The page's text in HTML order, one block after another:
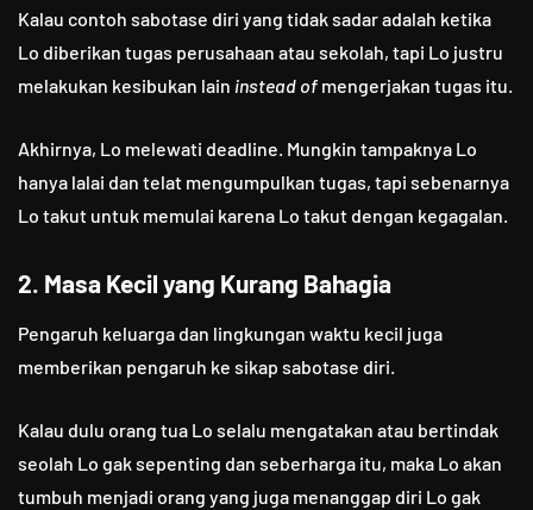
Kalau contoh sabotase diri yang tidak sadar adalah ketika
Lo diberikan tugas perusahaan atau sekolah, tapi Lo justru
melakukan kesibukan lain instead of mengerjakan tugas itu.
Akhirnya, Lo melewati deadline. Mungkin tampaknya Lo
hanya lalai dan telat mengumpulkan tugas, tapi sebenarnya
Lo takut untuk memulai karena Lo takut dengan kegagalan.
2. Masa Kecil yang Kurang Bahagia
Pengaruh keluarga dan lingkungan waktu kecil juga
memberikan pengaruh ke sikap sabotase diri.
Kalau dulu orang tua Lo selalu mengatakan atau bertindak
seolah Lo gak sepenting dan seberharga itu, maka Lo akan
tumbuh menjadi orang yang juga menanggap diri Lo gak